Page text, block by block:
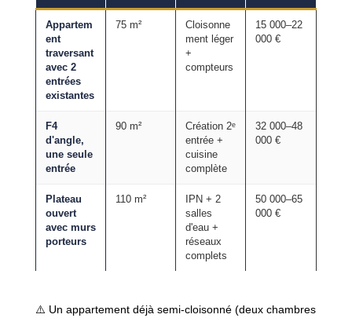
Appartem
ent
traversant
avec 2
entrées
existantes
75 m²
Cloisonne
ment léger
+
compteurs
15 000–22
000 €
F4
d'angle,
une seule
entrée
90 m²
Création 2ᵉ
entrée +
cuisine
complète
32 000–48
000 €
Plateau
ouvert
avec murs
porteurs
110 m²
IPN + 2
salles
d'eau +
réseaux
complets
50 000–65
000 €
⚠️ Un appartement déjà semi-cloisonné (deux chambres